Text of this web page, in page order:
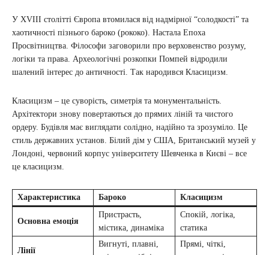
У XVIII столітті Європа втомилася від надмірної “солодкості” та
хаотичності пізнього бароко (рококо). Настала Епоха
Просвітництва. Філософи заговорили про верховенство розуму,
логіки та права. Археологічні розкопки Помпей відродили
шалений інтерес до античності. Так народився Класицизм.
Класицизм – це суворість, симетрія та монументальність.
Архітектори знову повертаються до прямих ліній та чистого
ордеру. Будівля має виглядати солідно, надійно та зрозуміло. Це
стиль державних установ. Білий дім у США, Британський музей у
Лондоні, червоний корпус університету Шевченка в Києві – все
це класицизм.
Характеристика Бароко Класицизм
Основна емоція
Пристрасть,
містика, динаміка
Спокій, логіка,
статика
Лінії
Вигнуті, плавні,
Прямі, чіткі,